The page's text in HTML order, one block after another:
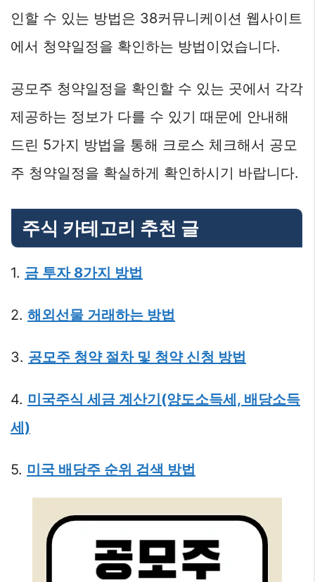
인할 수 있는 방법은 38커뮤니케이션 웹사이트
에서 청약일정을 확인하는 방법이었습니다.
공모주 청약일정을 확인할 수 있는 곳에서 각각
제공하는 정보가 다를 수 있기 때문에 안내해
드린 5가지 방법을 통해 크로스 체크해서 공모
주 청약일정을 확실하게 확인하시기 바랍니다.
주식 카테고리 추천 글
1. 금 투자 8가지 방법
2. 해외선물 거래하는 방법
3. 공모주 청약 절차 및 청약 신청 방법
4. 미국주식 세금 계산기(양도소득세, 배당소득
세)
5. 미국 배당주 순위 검색 방법